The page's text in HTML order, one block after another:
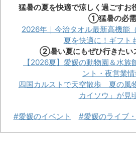
猛暑の夏を快適で涼しく過ごすお
①猛暑の必
2026年｜今治タオル最新高機能
夏を快適に！ギフト
②暑い夏にもぜひ行きたい
【2026夏】愛媛の動物園＆水
ント・夜営業
四国カルストで天空散歩 夏の風
カイソウ」が見
#愛媛のイベント #愛媛のライブ